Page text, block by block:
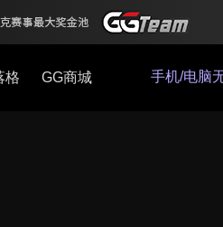
格 GG商城 手机/电脑